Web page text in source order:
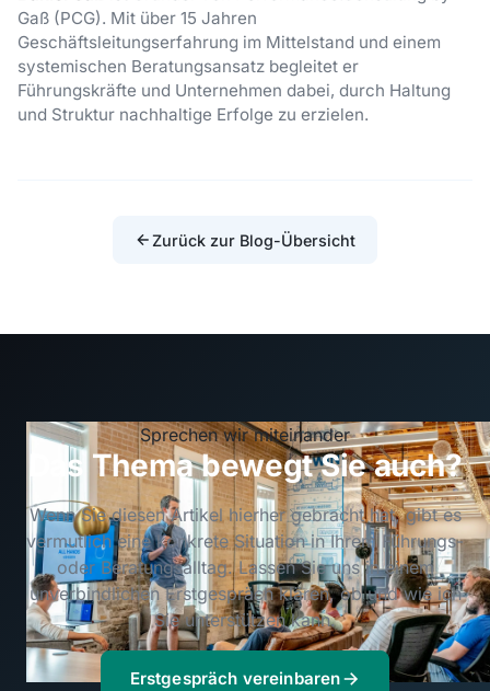
Gaß (PCG). Mit über 15 Jahren
Geschäftsleitungserfahrung im Mittelstand und einem
systemischen Beratungsansatz begleitet er
Führungskräfte und Unternehmen dabei, durch Haltung
und Struktur nachhaltige Erfolge zu erzielen.
Zurück zur Blog-Übersicht
Sprechen wir miteinander
Das Thema bewegt Sie auch?
Wenn Sie diesen Artikel hierher gebracht hat, gibt es
vermutlich eine konkrete Situation in Ihrem Führungs-
oder Beratungsalltag. Lassen Sie uns in einem
unverbindlichen Erstgespräch klären, ob und wie ich
Sie unterstützen kann.
Erstgespräch vereinbaren